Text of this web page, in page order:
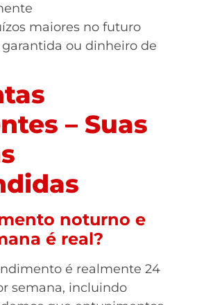
maiores no futuro
garantida ou dinheiro de
– Suas
noturno e
é real?
é realmente 24
semana, incluindo